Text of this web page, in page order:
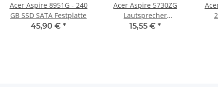
Acer Aspire 8951G - 240
GB SSD SATA Festplatte
45,90 € *
Acer Aspire 5730ZG
Lautsprecher
Soundspeaker
15,55 € *